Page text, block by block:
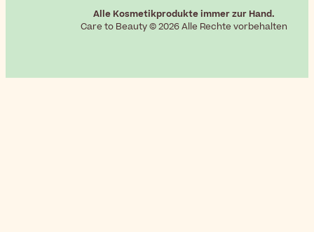
Alle Kosmetikprodukte immer zur Hand.
Care to Beauty © 2026 Alle Rechte vorbehalten